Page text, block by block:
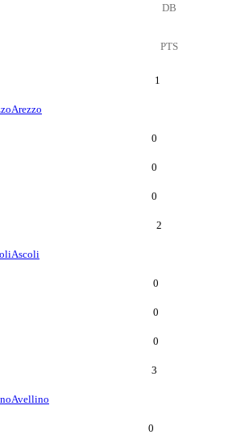
DB
PTS
1
Arezzo
0
0
0
2
Ascoli
0
0
0
3
Avellino
0